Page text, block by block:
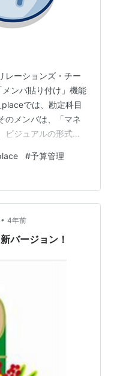
レーションズ・チー
ンバ貼り付け」機能
では、勘定科目
のメンバは、「マネ
ビジュアルの形式で
貼り付け機能があ
バパネル上で、メン
別の場所に貼り付け
ューを表示すると、
と「メンバを複製し
#予算管理
• 4年前
バージョン！